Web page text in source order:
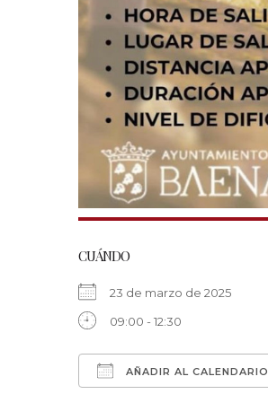
CUÁNDO
23 de marzo de 2025
09:00 - 12:30
AÑADIR AL CALENDARIO